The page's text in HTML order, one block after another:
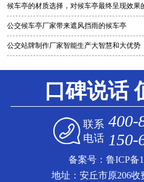
候车亭的材质选择，对候车亭最终呈现效果
公交候车亭厂家带来遮风挡雨的候车亭
公交站牌制作厂家智能生产大智慧和大优势
口碑说话
联系
电话
400-
150-
备案号： 鲁ICP备
地址：安丘市原206收